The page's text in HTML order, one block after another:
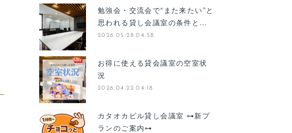
勉強会・交流会で“また来たい”と
思われる貸し会議室の条件と…
2026.05.28 04:58
お得に使える貸会議室の空室状
況
2026.04.22 04:18
カタオカビル貸し会議室 ⊶新プ
ランのご案内⊶